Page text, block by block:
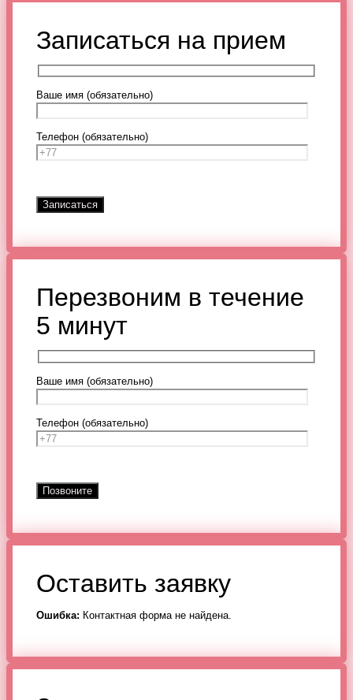
Записаться на прием
Ваше имя (обязательно)
Телефон (обязательно)
Перезвоним в течение
5 минут
Ваше имя (обязательно)
Телефон (обязательно)
Оставить заявку
Ошибка: Контактная форма не найдена.